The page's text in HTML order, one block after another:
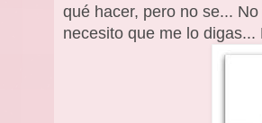
qué hacer, pero no se...
necesito que me lo